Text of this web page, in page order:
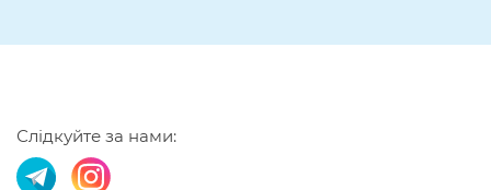
Слідкуйте за нами: